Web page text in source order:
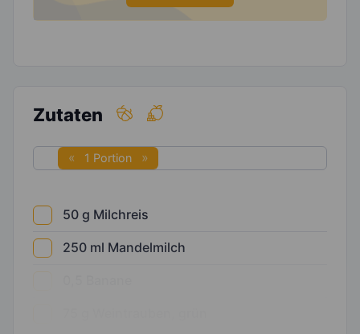
Zutaten
1 Portion
50 g Milchreis
250 ml Mandelmilch